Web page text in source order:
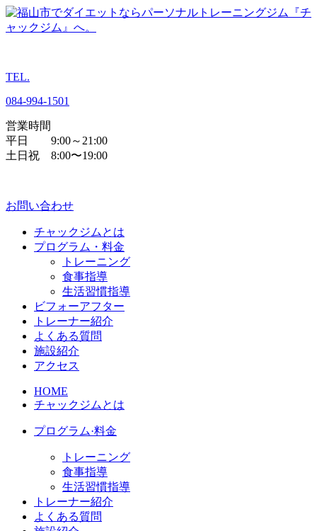
TEL.
084-994-1501
営業時間
平日 9:00～21:00
土日祝 8:00〜19:00
お問い合わせ
チャックジムとは
プログラム・料金
トレーニング
食事指導
生活習慣指導
ビフォーアフター
トレーナー紹介
よくある質問
施設紹介
アクセス
HOME
チャックジムとは
プログラム·料金
トレーニング
食事指導
生活習慣指導
トレーナー紹介
よくある質問